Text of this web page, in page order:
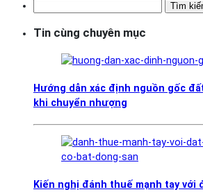
cho:
Tin cùng chuyên mục
Hướng dẫn xác định nguồn gốc
khi chuyển nhượng
Kiến nghị đánh thuế mạnh tay với